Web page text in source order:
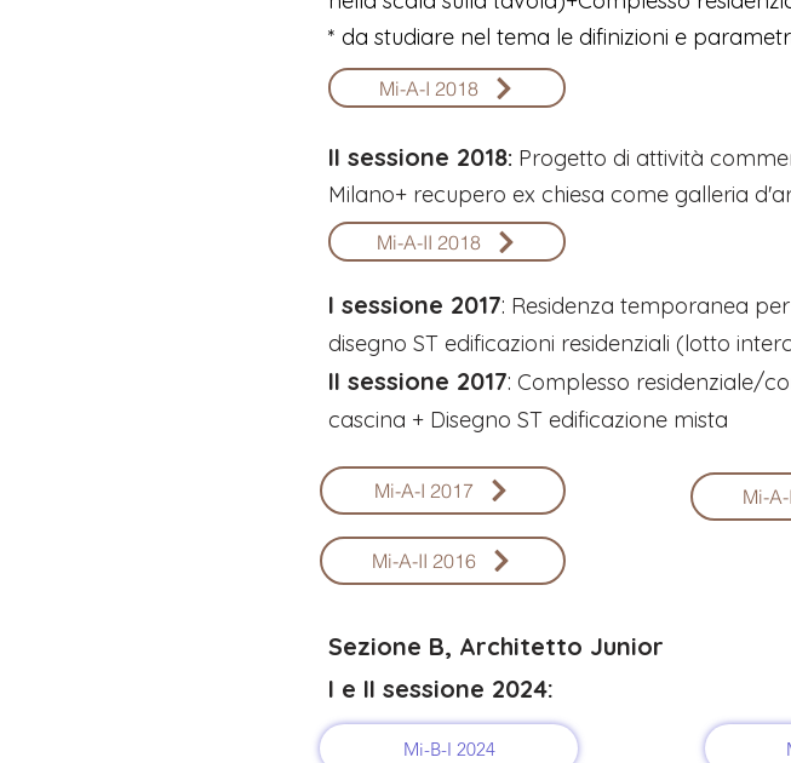
* da studiare nel tema le difinizioni e
Mi-A-I 2018
II sessione 2018: Progetto di attività
Milano+ recupero ex chiesa come galleria
Mi-A-II 2018
I sessione 2017: Residenza temporanea
disegno ST edificazioni residenziali (lotto
II sessione 2017: Complesso residenziale/
cascina + Disegno ST edificazione mista
Mi-A-I 2017 Mi-
Mi-A-II 2016
Sezione B, Architetto Junior
I e II sessione 2024:
Mi-B-I 2024